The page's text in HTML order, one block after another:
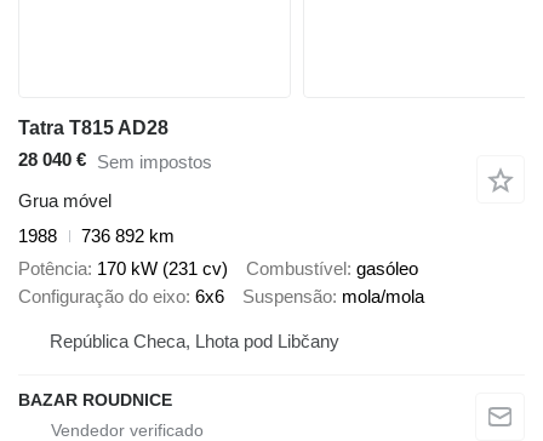
Tatra T815 AD28
28 040 € Sem impostos
Grua móvel
1988
736 892 km
Potência 170 kW (231 cv) Combustível gasóleo
Configuração do eixo 6x6 Suspensão mola/mola
República Checa, Lhota pod Libčany
BAZAR ROUDNICE